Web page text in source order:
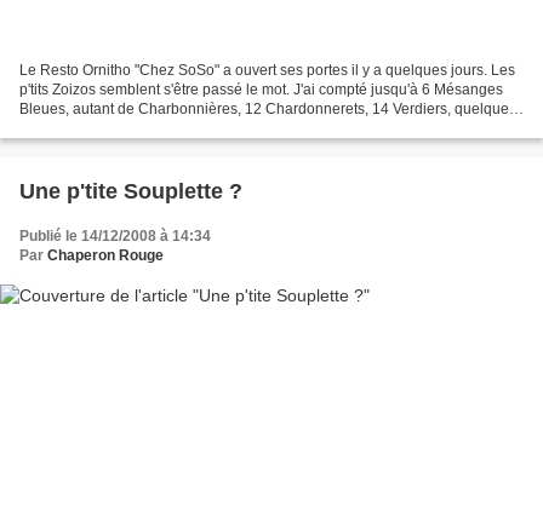
Le Resto Ornitho "Chez SoSo" a ouvert ses portes il y a quelques jours. Les
p'tits Zoizos semblent s'être passé le mot. J'ai compté jusqu'à 6 Mésanges
Bleues, autant de Charbonnières, 12 Chardonnerets, 14 Verdiers, quelques
Une p'tite Souplette ?
Publié le 14/12/2008 à 14:34
Par Chaperon Rouge